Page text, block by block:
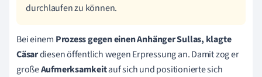
durchlaufen zu können.
Bei einem Prozess gegen einen Anhänger Sullas, klagte
Cäsardiesen öffentlich wegen Erpressung an. Damit zog er
großeAufmerksamkeitauf sich und positionierte sich